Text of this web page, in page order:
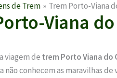
de Trem Trem Porto-Viana
Viana
viagem de trem Porto Viana do
não conhecem as maravilhas